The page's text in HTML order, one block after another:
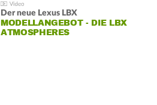
Der neue Lexus LBX
MODELLANGEBOT - DIE LBX
ATMOSPHERES